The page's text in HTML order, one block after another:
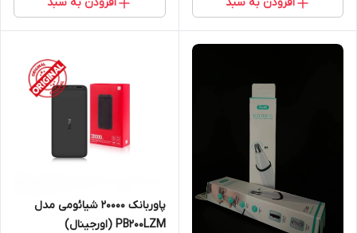
پاوربانک 20000 شیائومی مدل
PB200LZM (اورجینال)